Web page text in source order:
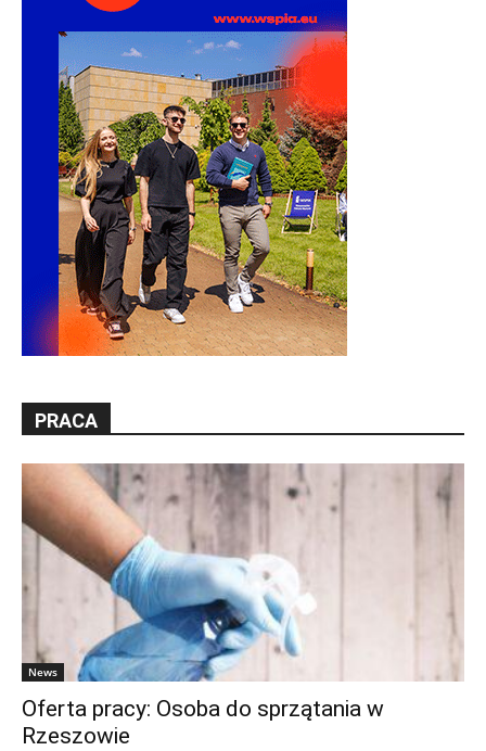
PRACA
News
Oferta pracy: Osoba do sprzątania w
Rzeszowie